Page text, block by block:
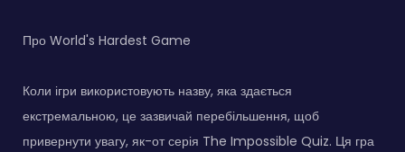
Про World's Hardest Game
Коли ігри використовують назву, яка здається
екстремальною, це зазвичай перебільшення, щоб
привернути увагу, як-от серія The Impossible Quiz. Ця гра